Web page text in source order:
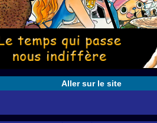
Aller sur le site